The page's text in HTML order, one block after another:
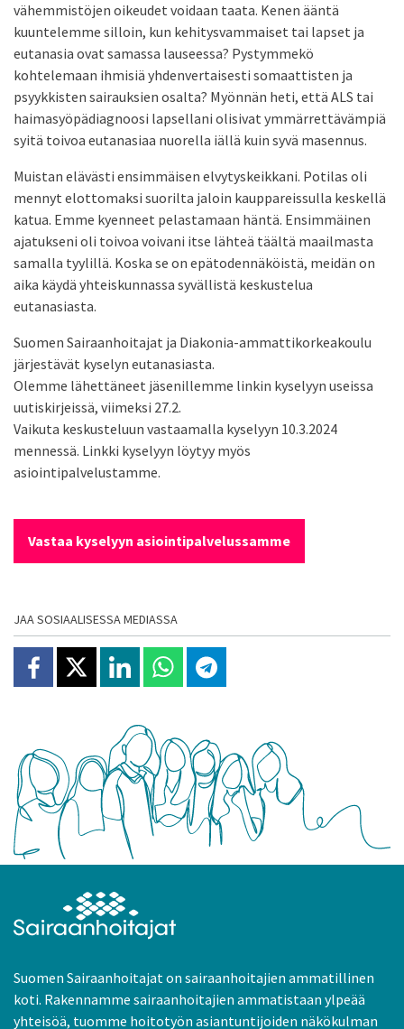
vähemmistöjen oikeudet voidaan taata. Kenen ääntä
kuuntelemme silloin, kun kehitysvammaiset tai lapset ja
eutanasia ovat samassa lauseessa? Pystymmekö
kohtelemaan ihmisiä yhdenvertaisesti somaattisten ja
psyykkisten sairauksien osalta? Myönnän heti, että ALS tai
haimasyöpädiagnoosi lapsellani olisivat ymmärrettävämpiä
syitä toivoa eutanasiaa nuorella iällä kuin syvä masennus.
Muistan elävästi ensimmäisen elvytyskeikkani. Potilas oli
mennyt elottomaksi suorilta jaloin kauppareissulla keskellä
katua. Emme kyenneet pelastamaan häntä. Ensimmäinen
ajatukseni oli toivoa voivani itse lähteä täältä maailmasta
samalla tyylillä. Koska se on epätodennäköistä, meidän on
aika käydä yhteiskunnassa syvällistä keskustelua
eutanasiasta.
Suomen Sairaanhoitajat ja Diakonia-ammattikorkeakoulu
järjestävät kyselyn eutanasiasta.
Olemme lähettäneet jäsenillemme linkin kyselyyn useissa
uutiskirjeissä, viimeksi 27.2.
Vaikuta keskusteluun vastaamalla kyselyyn 10.3.2024
mennessä. Linkki kyselyyn löytyy myös
asiointipalvelustamme.
Vastaa kyselyyn asiointipalvelussamme
JAA SOSIAALISESSA MEDIASSA
Jaa Facebookissa
Jaa X:ssäJaa Linkedinissä
Jaa Whatsappissa
Jaa Telegramissa
Suomen Sairaanhoitajat on sairaanhoitajien ammatillinen
koti. Rakennamme sairaanhoitajien ammatistaan ylpeää
yhteisöä, tuomme hoitotyön asiantuntijoiden näkökulman